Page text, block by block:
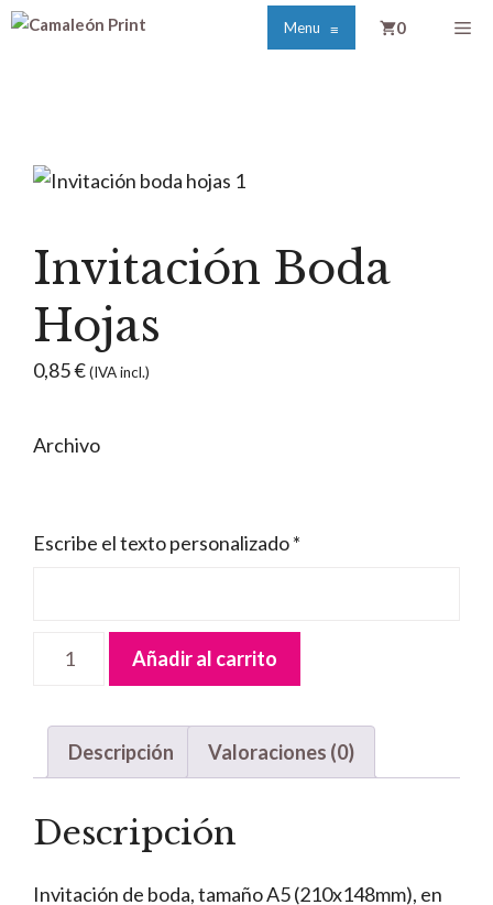
Saltar
Menu ≡ 0
Invitación Boda
Hojas
0,85€(IVA incl.)
Archivo
Escribe el texto personalizado*
Invitación
cantidad
Añadir al carrito
Descripción Valoraciones (0)
Descripción
Invitación de boda, tamaño A5 (210x148mm), en